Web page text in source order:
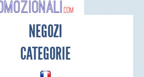
NEGOZI
CATEGORIE